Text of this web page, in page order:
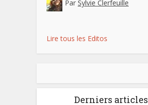
Par Sylvie Clerfeuille
Lire tous les Editos
Derniers articles